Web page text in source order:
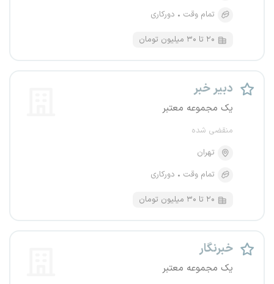
تمام وقت
دورکاری
۲۰ تا ۳۰ میلیون تومان
دبیر خبر
یک مجموعه معتبر
منقضی شده
تهران
تمام وقت
دورکاری
۲۰ تا ۳۰ میلیون تومان
خبرنگار
یک مجموعه معتبر